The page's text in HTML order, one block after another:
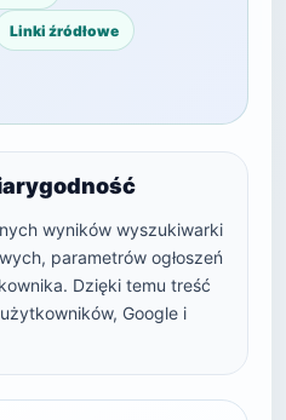
Linki źródłowe
wyników wyszukiwarki
parametrów ogłoszeń
Dzięki temu treść
Google i